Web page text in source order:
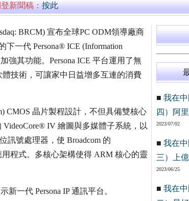
新聞稿：按此
BRCM) 宣布全球PC ODM領導廠商
一代 Persona® ICE (Information
強其功能。Persona ICE 平台運用了無
技術，可讓家中日益增多互連的消費
CMOS 晶片製程設計，不但具備雙核心
VideoCore® IV 繪圖與多媒體子系統，以
訊號處理器，使 Broadcom 的
程式。多核心架構使得 ARM 核心的靈
一代 Persona IP 通訊平台。
■ 我在
四）阿
2023/07/02
■ 我在
三）上
2023/06/25
■ 我在